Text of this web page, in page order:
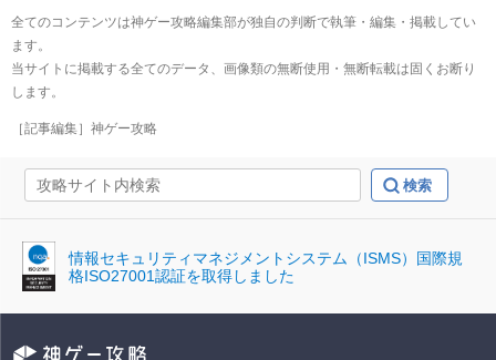
全てのコンテンツは神ゲー攻略編集部が独自の判断で執筆・編集・掲載してい
ます。
当サイトに掲載する全てのデータ、画像類の無断使用・無断転載は固くお断り
します。
［記事編集］神ゲー攻略
情報セキュリティマネジメントシステム（ISMS）国際規
格ISO27001認証を取得しました